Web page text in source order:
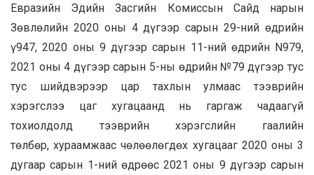
Евразийн Эдийн Засгийн Комиссын Сайд нарын
Зөвлөлийн 2020 оны 4 дүгээр сарын 29-ний өдрийн
ү947, 2020 оны 9 дүгээр сарын 11-ний өдрийн N979,
2021 оны 4 дүгээр сарын 5-ны өдрийн №79 дүгээр тус
тус шийдвэрээр цар тахлын улмаас тээврийн
хэрэгслээ цаг хугацаанд нь гаргаж чадаагүй
тохиолдолд тээврийн хэрэгслийн гаалийн
төлбөр, хураамжаас чөлөөлөгдөх хугацааг 2020 оны 3
дугаар сарын 1-ний өдрөөс 2021 оны 9 дүгээр сарын